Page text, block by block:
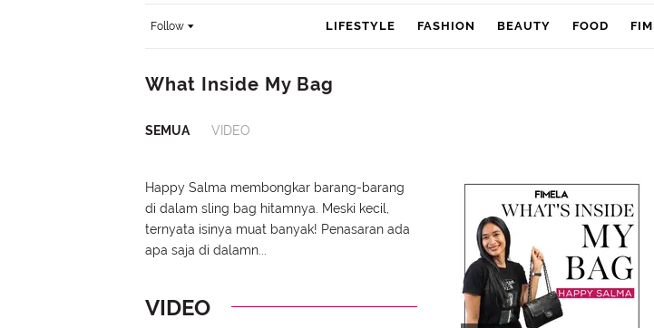
Follow LIFESTYLE FASHION BEAUTY FOOD
What Inside My Bag
SEMUA VIDEO
Happy Salma membongkar barang-barang
di dalam sling bag hitamnya. Meski kecil,
ternyata isinya muat banyak! Penasaran ada
apa saja di dalamn...
VIDEO